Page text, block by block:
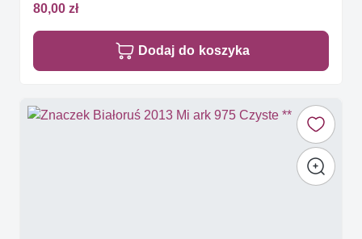
80,00 zł
Dodaj do koszyka